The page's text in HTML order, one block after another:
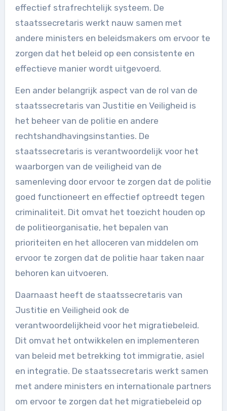
effectief strafrechtelijk systeem. De
staatssecretaris werkt nauw samen met
andere ministers en beleidsmakers om ervoor te
zorgen dat het beleid op een consistente en
effectieve manier wordt uitgevoerd.
Een ander belangrijk aspect van de rol van de
staatssecretaris van Justitie en Veiligheid is
het beheer van de politie en andere
rechtshandhavingsinstanties. De
staatssecretaris is verantwoordelijk voor het
waarborgen van de veiligheid van de
samenleving door ervoor te zorgen dat de politie
goed functioneert en effectief optreedt tegen
criminaliteit. Dit omvat het toezicht houden op
de politieorganisatie, het bepalen van
prioriteiten en het alloceren van middelen om
ervoor te zorgen dat de politie haar taken naar
behoren kan uitvoeren.
Daarnaast heeft de staatssecretaris van
Justitie en Veiligheid ook de
verantwoordelijkheid voor het migratiebeleid.
Dit omvat het ontwikkelen en implementeren
van beleid met betrekking tot immigratie, asiel
en integratie. De staatssecretaris werkt samen
met andere ministers en internationale partners
om ervoor te zorgen dat het migratiebeleid op